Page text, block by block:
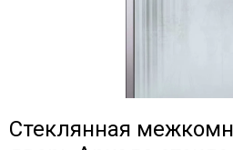
Стеклянная